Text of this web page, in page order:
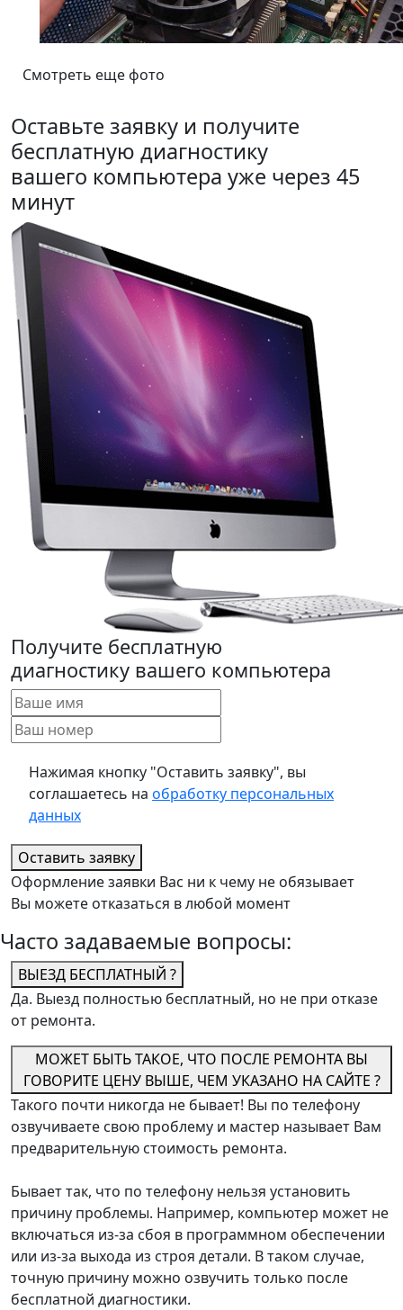
Смотреть еще фото
Оставьте заявку и получите
бесплатную диагностику
вашего компьютера уже через 45
минут
Получите бесплатную
диагностику вашего компьютера
Нажимая кнопку "Оставить заявку", вы
соглашаетесь на обработку персональных
данных
Оставить заявку
Оформление заявки Вас ни к чему не обязывает
Вы можете отказаться в любой момент
Часто задаваемые вопросы:
ВЫЕЗД БЕСПЛАТНЫЙ ?
Да. Выезд полностью бесплатный, но не при отказе
от ремонта.
МОЖЕТ БЫТЬ ТАКОЕ, ЧТО ПОСЛЕ РЕМОНТА ВЫ
ГОВОРИТЕ ЦЕНУ ВЫШЕ, ЧЕМ УКАЗАНО НА САЙТЕ ?
Такого почти никогда не бывает! Вы по телефону
озвучиваете свою проблему и мастер называет Вам
предварительную стоимость ремонта.
Бывает так, что по телефону нельзя установить
причину проблемы. Например, компьютер может не
включаться из-за сбоя в программном обеспечении
или из-за выхода из строя детали. В таком случае,
точную причину можно озвучить только после
бесплатной диагностики.